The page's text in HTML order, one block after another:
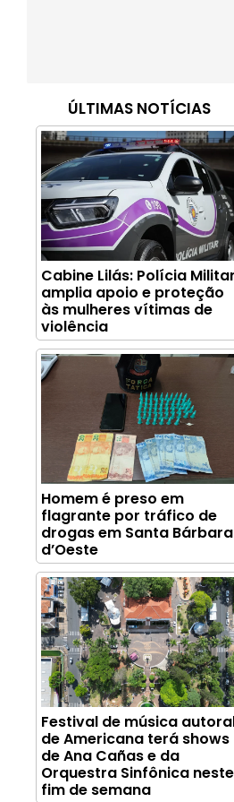
ÚLTIMAS NOTÍCIAS
Cabine Lilás: Polícia Militar
amplia apoio e proteção
às mulheres vítimas de
violência
Homem é preso em
flagrante por tráfico de
drogas em Santa Bárbara
d’Oeste
Festival de música
de Americana terá shows
de Ana Cañas e da
Orquestra Sinfônica neste
fim de semana